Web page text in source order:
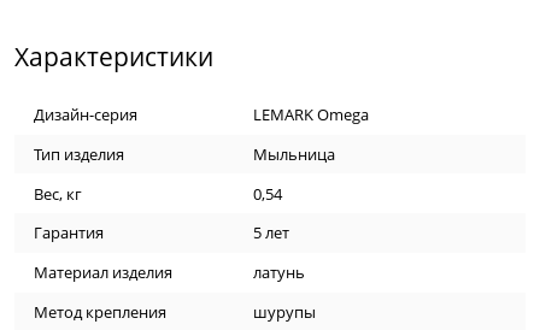
Характеристики
Дизайн-серия
LEMARK Omega
Тип изделия
Мыльница
Вес, кг
0,54
Гарантия
5 лет
Материал изделия
латунь
Метод крепления
шурупы